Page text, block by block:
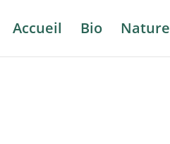
Accueil Bio Nature